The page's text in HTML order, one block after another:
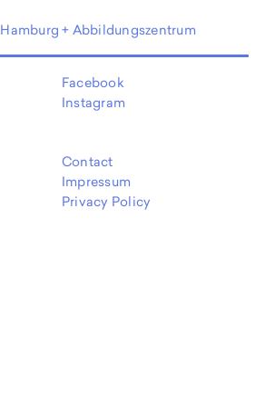
+ Abbildungszentrum
Facebook
Instagram
Contact
Impressum
Privacy Policy